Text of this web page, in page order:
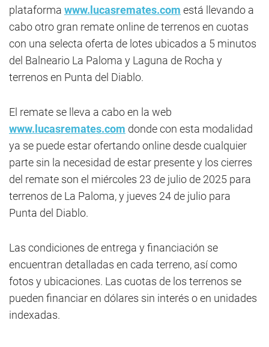
plataforma www.lucasremates.com está llevando a
cabo otro gran remate online de terrenos en cuotas
con una selecta oferta de lotes ubicados a 5 minutos
del Balneario La Paloma y Laguna de Rocha y
terrenos en Punta del Diablo.
El remate se lleva a cabo en la web
www.lucasremates.com donde con esta modalidad
ya se puede estar ofertando online desde cualquier
parte sin la necesidad de estar presente y los cierres
del remate son el miércoles 23 de julio de 2025 para
terrenos de La Paloma, y jueves 24 de julio para
Punta del Diablo.
Las condiciones de entrega y financiación se
encuentran detalladas en cada terreno, así como
fotos y ubicaciones. Las cuotas de los terrenos se
pueden financiar en dólares sin interés o en unidades
indexadas.